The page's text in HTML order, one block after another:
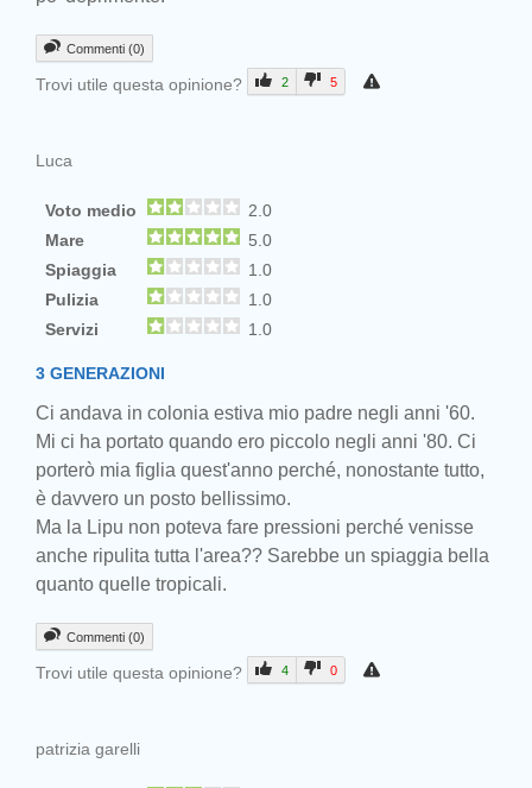
Commenti (0)
Trovi utile questa opinione? 2 5
Luca
Voto medio
2.0
Mare
5.0
Spiaggia
1.0
Pulizia
1.0
Servizi
1.0
3 GENERAZIONI
Ci andava in colonia estiva mio padre negli anni '60.
Mi ci ha portato quando ero piccolo negli anni '80. Ci
porterò mia figlia quest'anno perché, nonostante tutto,
è davvero un posto bellissimo.
Ma la Lipu non poteva fare pressioni perché venisse
anche ripulita tutta l'area?? Sarebbe un spiaggia bella
quanto quelle tropicali.
Commenti (0)
Trovi utile questa opinione? 4 0
patrizia garelli